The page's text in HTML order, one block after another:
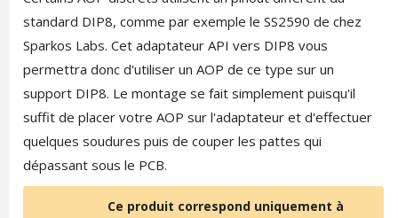
standard DIP8, comme par exemple le SS2590 de chez
Sparkos Labs. Cet adaptateur API vers DIP8 vous
permettra donc d'utiliser un AOP de ce type sur un
support DIP8. Le montage se fait simplement puisqu'il
suffit de placer votre AOP sur l'adaptateur et d'effectuer
quelques soudures puis de couper les pattes qui
dépassant sous le PCB.
Ce produit correspond uniquement à